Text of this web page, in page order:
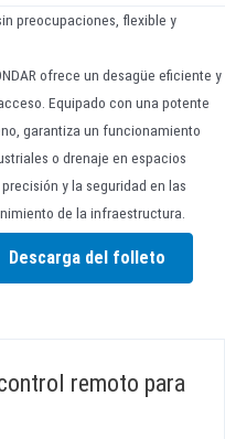
preocupaciones, flexible y
ofrece un desagüe eficiente y
Equipado con una potente
garantiza un funcionamiento
o drenaje en espacios
y la seguridad en las
de la infraestructura.
Descarga del folleto
remoto para